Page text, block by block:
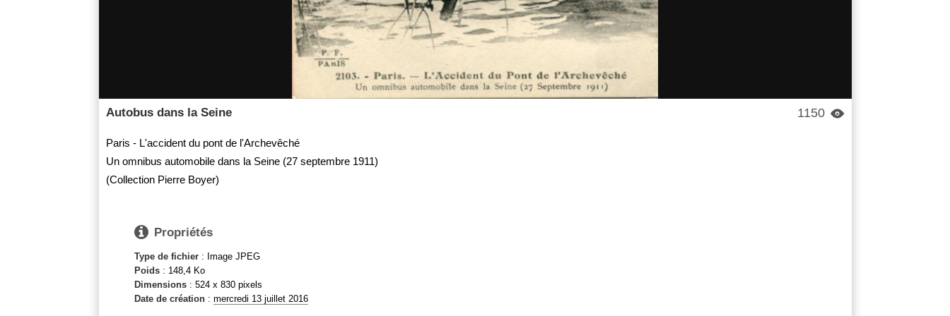
1150 
Autobus dans la Seine
Paris - L'accident du pont de l'Archevêché
Un omnibus automobile dans la Seine (27 septembre 1911)
(Collection Pierre Boyer)
 Propriétés
Type de fichier: Image JPEG
Poids: 148,4 Ko
Dimensions: 524 x 830 pixels
Date de création: mercredi 13 juillet 2016